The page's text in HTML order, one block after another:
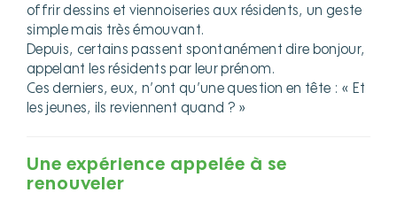
offrir dessins et viennoiseries aux résidents, un geste
simple mais très émouvant.
Depuis, certains passent spontanément dire bonjour,
appelant les résidents par leur prénom.
Ces derniers, eux, n’ont qu’une question en tête : « Et
les jeunes, ils reviennent quand ? »
Une expérience appelée à se
renouveler